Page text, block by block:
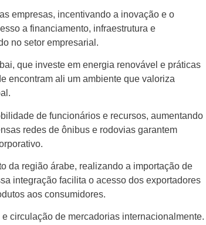
empresas, incentivando a inovação e o
a financiamento, infraestrutura e
no setor empresarial.
que investe em energia renovável e práticas
encontram ali um ambiente que valoriza
de funcionários e recursos, aumentando
redes de ônibus e rodovias garantem
da região árabe, realizando a importação de
integração facilita o acesso dos exportadores
aos consumidores.
circulação de mercadorias internacionalmente.